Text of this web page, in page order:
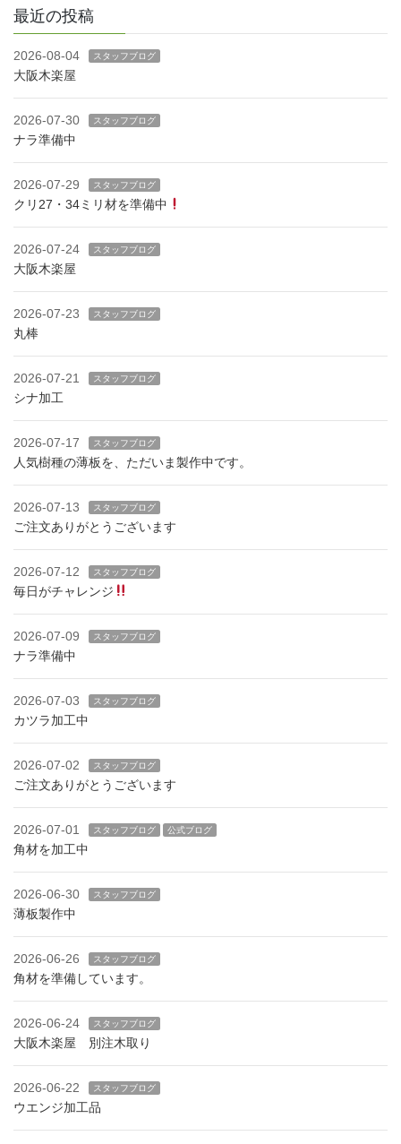
最近の投稿
2026-08-04 スタッフブログ
大阪木楽屋
2026-07-30 スタッフブログ
ナラ準備中
2026-07-29 スタッフブログ
クリ27・34ミリ材を準備中
2026-07-24 スタッフブログ
大阪木楽屋
2026-07-23 スタッフブログ
丸棒
2026-07-21 スタッフブログ
シナ加工
2026-07-17 スタッフブログ
人気樹種の薄板を、ただいま製作中です。
2026-07-13 スタッフブログ
ご注文ありがとうございます
2026-07-12 スタッフブログ
毎日がチャレンジ
2026-07-09 スタッフブログ
ナラ準備中
2026-07-03 スタッフブログ
カツラ加工中
2026-07-02 スタッフブログ
ご注文ありがとうございます
2026-07-01 スタッフブログ 公式ブログ
角材を加工中
2026-06-30 スタッフブログ
薄板製作中
2026-06-26 スタッフブログ
角材を準備しています。
2026-06-24 スタッフブログ
大阪木楽屋 別注木取り
2026-06-22 スタッフブログ
ウエンジ加工品